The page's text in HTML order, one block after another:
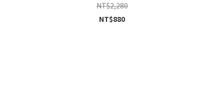
NT$2,280
NT$880